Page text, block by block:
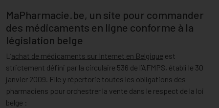
MaPharmacie.be, un site pour commander
des médicaments en ligne conforme à la
législation belge
L’achat de médicaments sur Internet en Belgique est
strictement défini par la circulaire 536 de l’AFMPS, établi le 30
janvier 2009. Elle y répertorie toutes les obligations des
pharmaciens pour orchestrer la vente dans le respect de la loi
belge :